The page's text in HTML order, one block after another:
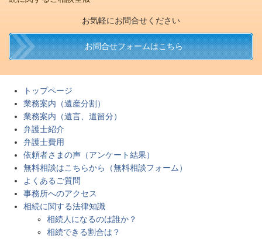
お気軽にお問合せください
お問合せフォームはこちら
トップページ
業務案内（遺産分割）
業務案内（遺言、遺留分）
弁護士紹介
弁護士費用
依頼者さまの声（アンケート結果）
無料相談はこちらから（無料相談フォーム）
よくあるご質問
事務所へのアクセス
相続に関する法律知識
相続人になるのは誰か？
相続できる割合は？